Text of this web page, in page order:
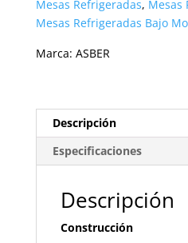
Mesas Refrigeradas, Mesas
Mesas Refrigeradas Bajo
Marca: ASBER
Descripción
Especificaciones
Descripción
Construcción